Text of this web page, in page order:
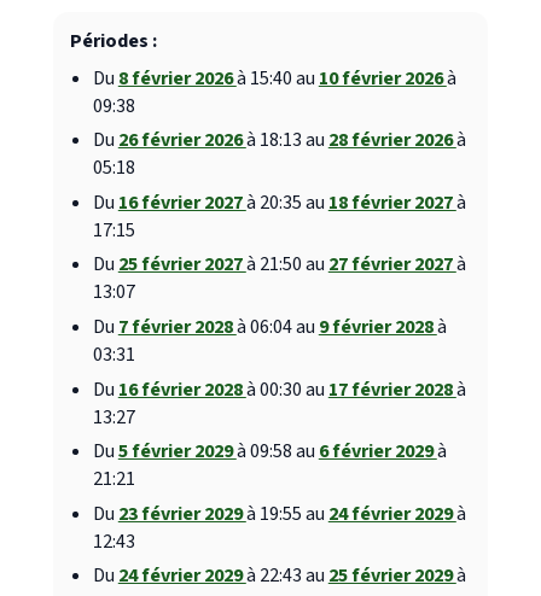
Périodes :
Du 8 février 2026à 15:40 au 10 février 2026à
09:38
Du 26 février 2026à 18:13 au 28 février 2026à
05:18
Du 16 février 2027à 20:35 au 18 février 2027à
17:15
Du25 février 2027à 21:50 au27 février 2027à
13:07
Du 7 février 2028à 06:04 au 9 février 2028à
03:31
Du 16 février 2028à 00:30 au 17 février 2028à
13:27
Du5 février 2029à 09:58 au 6 février 2029à
21:21
Du 23 février 2029à 19:55 au 24 février 2029à
12:43
Du24 février 2029à 22:43 au25 février 2029à